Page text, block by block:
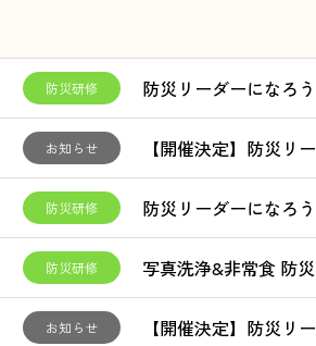
防災研修 防災リーダーになろ
お知らせ 【開催決定】防災リ
防災研修 防災リーダーになろ
防災研修 写真洗浄&非常食 防
お知らせ 【開催決定】防災リ